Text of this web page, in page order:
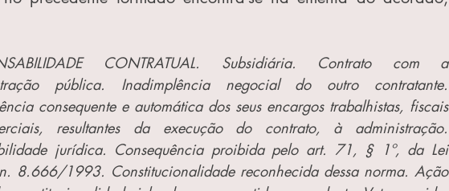
CONTRATUAL. Subsidiária. Contrato com a
pública. Inadimplência negocial do outro contratante.
consequente e automática dos seus encargos trabalhistas, fiscais
resultantes da execução do contrato, à administração.
jurídica. Consequência proibida pelo art. 71, § 1º, da Lei
8.666/1993. Constitucionalidade reconhecida dessa norma. Ação